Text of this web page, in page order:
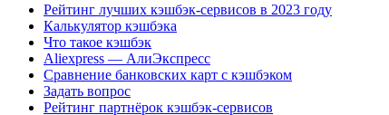
Рейтинг лучших кэшбэк-сервисов в 2023 году
Калькулятор кэшбэка
Что такое кэшбэк
Aliexpress — АлиЭкспресс
Сравнение банковских карт с кэшбэком
Задать вопрос
Рейтинг партнёрок кэшбэк-сервисов